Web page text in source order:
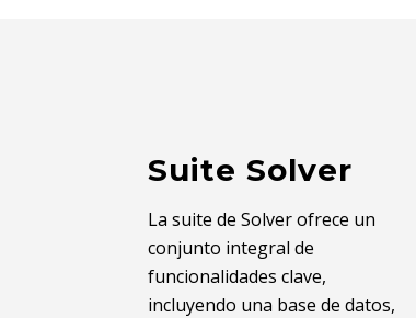
Suite Solver
La suite de Solver ofrece un
conjunto integral de
funcionalidades clave,
incluyendo una base de datos,